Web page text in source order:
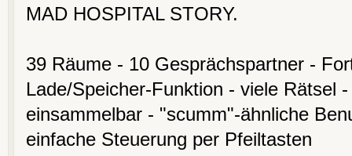
MAD HOSPITAL STORY.
39 Räume - 10 Gesprächspartner -
Lade/Speicher-Funktion - viele Rätsel
einsammelbar - "scumm"-ähnliche
einfache Steuerung per Pfeiltasten